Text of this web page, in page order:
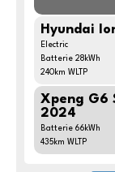
Hyundai
Electric
Batterie 28kWh
240km WLTP
Xpeng G6
2024
Batterie 66kWh
435km WLTP